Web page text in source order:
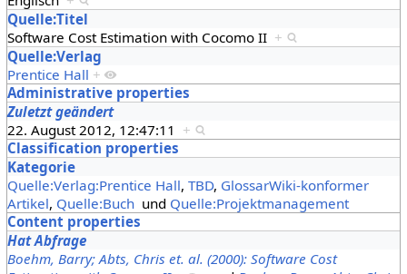
Quelle:Titel
Software Cost Estimation with Cocomo II +
Quelle:Verlag
Prentice Hall +
Administrative properties
Zuletzt geändert
22. August 2012, 12:47:11 +
Classification properties
Kategorie
Quelle:Verlag:Prentice Hall, TBD, GlossarWiki-konformer
Artikel, Quelle:Buchund Quelle:Projektmanagement
Content properties
Hat Abfrage
Boehm, Barry; Abts, Chris et. al. (2000): Software Cost